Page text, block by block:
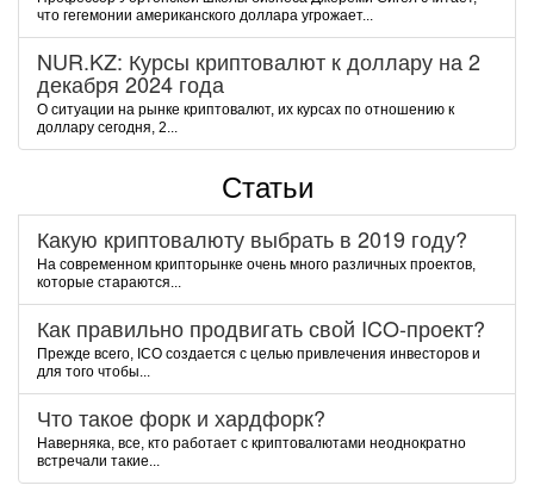
чтo гeгeмoнии aмepикaнcкoгo дoллapa угpoжaeт...
NUR.KZ: Курсы криптовалют к доллару на 2
декабря 2024 года
О ситуации на рынке криптовалют, их курсах по отношению к
доллару сегодня, 2...
Статьи
Какую криптовалюту выбрать в 2019 году?
На современном крипторынке очень много различных проектов,
которые стараются...
Как правильно продвигать свой ICO-проект?
Прежде всего, ICO создается с целью привлечения инвесторов и
для того чтобы...
Что такое форк и хардфорк?
Наверняка, все, кто работает с криптовалютами неоднократно
встречали такие...